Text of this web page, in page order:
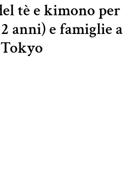
tè e kimono per
anni) e famiglie a
Tokyo